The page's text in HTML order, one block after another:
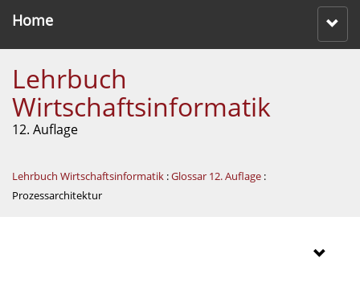
Home
Lehrbuch
Wirtschaftsinformatik
12. Auflage
Lehrbuch Wirtschaftsinformatik :Glossar 12. Auflage :
Prozessarchitektur